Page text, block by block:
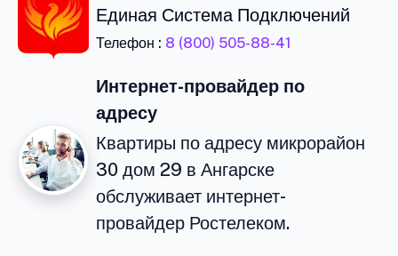
Единая Система Подключений
Телефон : 8 (800) 505-88-41
Интернет-провайдер по
адресу
Квартиры по адресу микрорайон
30 дом 29 в Ангарске
обслуживает интернет-
провайдер Ростелеком.